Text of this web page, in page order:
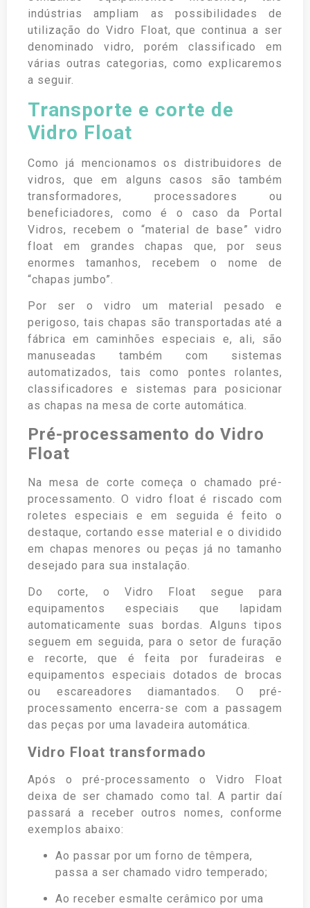
indústrias ampliam as possibilidades de
utilização do Vidro Float, que continua a ser
denominado vidro, porém classificado em
várias outras categorias, como explicaremos
a seguir.
Transporte e corte de
Vidro Float
Como já mencionamos os distribuidores de
vidros, que em alguns casos são também
transformadores, processadores ou
beneficiadores, como é o caso da Portal
Vidros, recebem o “material de base” vidro
float em grandes chapas que, por seus
enormes tamanhos, recebem o nome de
“chapas jumbo”.
Por ser o vidro um material pesado e
perigoso, tais chapas são transportadas até a
fábrica em caminhões especiais e, ali, são
manuseadas também com sistemas
automatizados, tais como pontes rolantes,
classificadores e sistemas para posicionar
as chapas na mesa de corte automática.
Pré-processamento do Vidro
Float
Na mesa de corte começa o chamado pré-
processamento. O vidro float é riscado com
roletes especiais e em seguida é feito o
destaque, cortando esse material e o dividido
em chapas menores ou peças já no tamanho
desejado para sua instalação.
Do corte, o Vidro Float segue para
equipamentos especiais que lapidam
automaticamente suas bordas. Alguns tipos
seguem em seguida, para o setor de furação
e recorte, que é feita por furadeiras e
equipamentos especiais dotados de brocas
ou escareadores diamantados. O pré-
processamento encerra-se com a passagem
das peças por uma lavadeira automática.
Vidro Float transformado
Após o pré-processamento o Vidro Float
deixa de ser chamado como tal. A partir daí
passará a receber outros nomes, conforme
exemplos abaixo:
Ao passar por um forno de têmpera,
passa a ser chamado vidro temperado;
Ao receber esmalte cerâmico por uma